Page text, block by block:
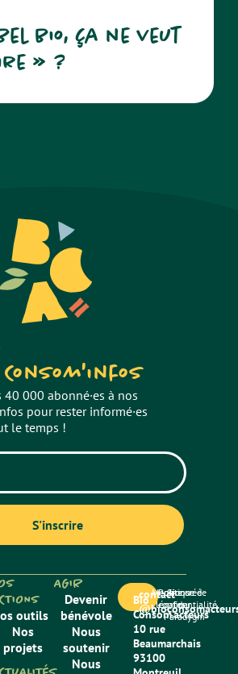
bio, ça ne veut
» ?
Consom'infos
40 000 abonné·es à nos
pour rester informé·es
le temps !
outils
Nos
projets
AGIR
Devenir
bénévole
Nous
soutenir
Nous
Bio
Consom’acteurs
10 rue
Beaumarchais
93100
contact
Mentions
légales
Politique de
confidentialité
Site créé
par
Paradygm